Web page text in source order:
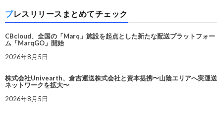
プレスリリースまとめてチェック
CBcloud、全国の「Marq」施設を起点とした新たな配送プラットフォー
ム「MarqGO」開始
2026年8月5日
株式会社Univearth、倉吉運送株式会社と資本提携〜山陰エリアへ実運送
ネットワークを拡大〜
2026年8月5日